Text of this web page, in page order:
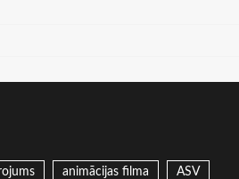
animācijas filma ASV